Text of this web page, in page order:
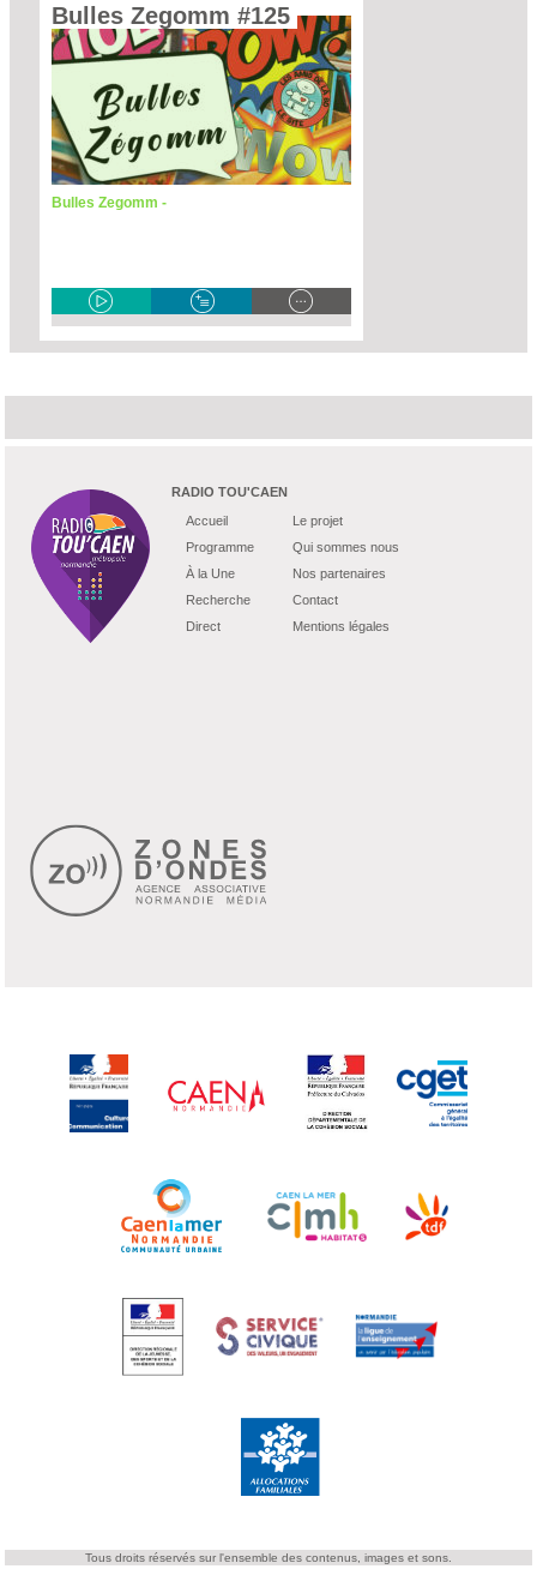
Bulles Zegomm #125
Bulles Zegomm -
RADIO TOU'CAEN
Accueil
Programme
À la Une
Recherche
Direct
Le projet
Qui sommes nous
Nos partenaires
Contact
Mentions légales
Tous droits réservés sur l'ensemble des contenus, images et sons.